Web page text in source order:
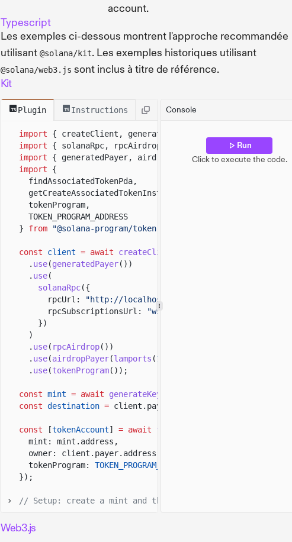
account.
Typescript
Les exemples ci-dessous montrent l'approche recommandée
utilisant @solana/kit. Les exemples historiques utilisant
@solana/web3.js sont inclus à titre de référence.
Kit
Plugin Instructions
import { createClient, generateKeyPairSigner, lamports }
import
{ solanaRpc, rpcAirdrop } "@solana/kit-
import
{ generatedPayer, airdropPayer } from "@solana/
import
{
findAssociatedTokenPda,
getCreateAssociatedTokenInstructionAsync,
tokenProgram,
TOKEN_PROGRAM_ADDRESS
}
from "@solana-program/token"
const client = await createClient
. use(generatedPayer())
. use(
solanaRpc({
rpcUrl:
"http://localhost:8899"
rpcSubscriptionsUrl:
"ws://localhost:8900"
})
)
. use( rpcAirdrop())
. use(airdropPayer(lamports (1_000_000_000
. use(tokenProgram()) ;
const mint = await generateKeyPairSigner
const destination = client.payer.address;
const [tokenAccount] = await findAssociatedTokenPda
mint: mint.address,
owner: client.payer.address,
tokenProgram:
TOKEN_PROGRAM_ADDRESS
});
// Setup: create a mint and the payer's ATA before
const
.
Console
Run
Click to execute the code.
Web3.js